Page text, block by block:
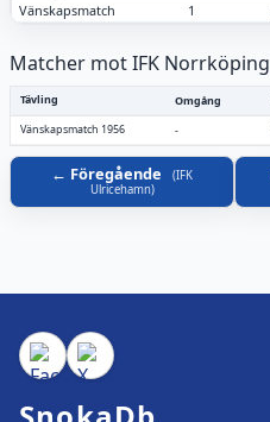
Vänskapsmatch 1
Matcher mot IFK Norrköping
Tävling Omgång
Vänskapsmatch 1956
-
Föregående (IFK
Ulricehamn)